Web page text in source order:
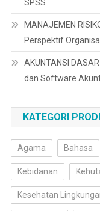
SPSS
MANAJEMEN
Perspektif
AKUNTANSI
dan Software
KATEGORI
Agama Bahasa
Kebidanan
Kesehatan